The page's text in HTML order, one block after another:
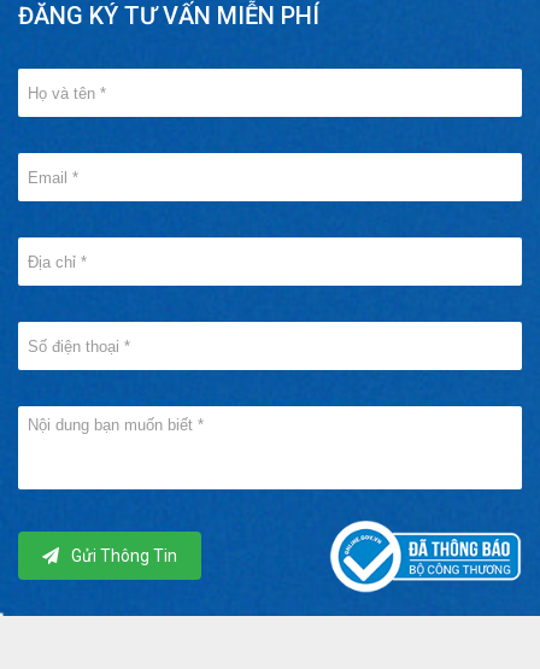
ĐĂNG KÝ TƯ VẤN MIỄN PHÍ
Gửi Thông Tin